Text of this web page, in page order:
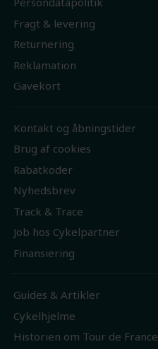
Fragt & levering
Returnering
Reklamation
Gavekort
Kontakt og åbningstider
Brug af cookies
Rabatkoder
Nyhedsbrev
Track & Trace
Job hos Cykelpartner
Finansiering
Guides & Artikler
Cykelhjelme
Historien om Tour de France